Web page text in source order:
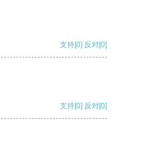
支持[0] 反对[0]
支持[0] 反对[0]